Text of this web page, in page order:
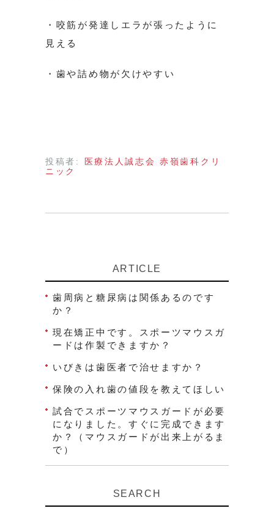
・咬筋が発達しエラが張ったように
見える
・歯や詰め物が欠けやすい
投稿者:
医療法人誠志会 赤嶺歯科クリ
ニック
ARTICLE
歯周病と糖尿病は関係あるのです
か？
現在矯正中です。スポーツマウスガ
ードは作製できますか？
いびきは歯医者で治せますか？
保険の入れ歯の値段を教えてほしい
試合でスポーツマウスガードが必要
になりました。すぐに完成できます
か？（マウスガードが出来上がるま
で）
SEARCH